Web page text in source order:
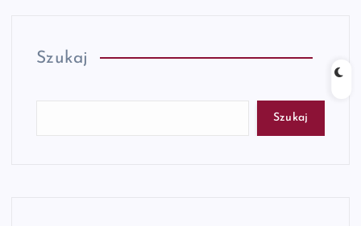
Szukaj
Szukaj